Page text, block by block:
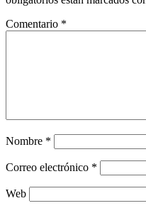
Comentario *
Nombre *
Correo electrónico *
Web